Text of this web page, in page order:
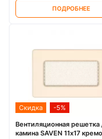
ПОДРОБНЕЕ
Скидка -5%
Вентиляционная решетка
камина SAVEN 11х17